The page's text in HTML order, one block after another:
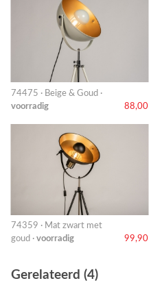
74475 · Beige & Goud ·
voorradig
88,00
74359 · Mat zwart met
goud · voorradig 99,90
Gerelateerd (4)